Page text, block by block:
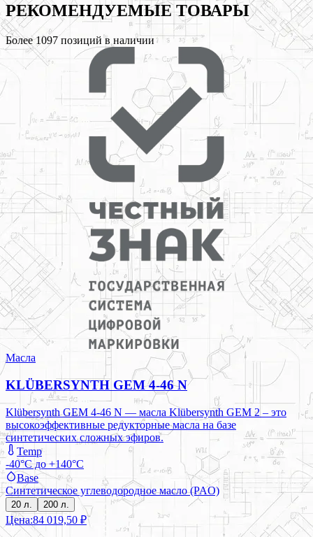
РЕКОМЕНДУЕМЫЕТОВАРЫ
Более1097позиций в наличии
Масла
KLÜBERSYNTH GEM 4-46 N
Klübersynth GEM 4-46 N — масла Klübersynth GEM 2 – это
высокоэффективные редукторные масла на базе
синтетических сложных эфиров.
Temp
-40°C до +140°C
Base
Синтетическое углеводородное масло (PAO)
20 л. 200 л.
Цена:84 019,50 ₽